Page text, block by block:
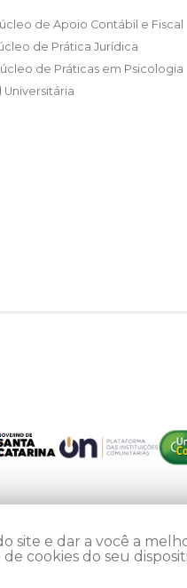
de Apoio Contábil e Fiscal
de Prática Jurídica
de Práticas em Psicologia
Universitária
site e dar a você a
cookies do seu